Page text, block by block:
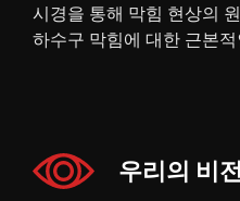
시경을 통해 막힘 현상의
하수구 막힘에 대한 근본
우리의 비